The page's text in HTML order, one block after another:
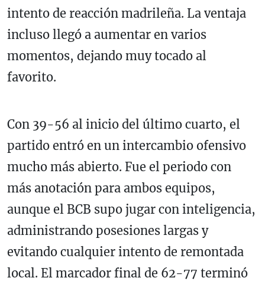
intento de reacción madrileña. La ventaja
incluso llegó a aumentar en varios
momentos, dejando muy tocado al
favorito.
Con 39-56 al inicio del último cuarto, el
partido entró en un intercambio ofensivo
mucho más abierto. Fue el periodo con
más anotación para ambos equipos,
aunque el BCB supo jugar con inteligencia,
administrando posesiones largas y
evitando cualquier intento de remontada
local. El marcador final de 62-77 terminó